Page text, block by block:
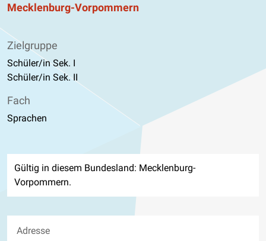
Mecklenburg-Vorpommern
Zielgruppe
Schüler/in Sek. I
Schüler/in Sek. II
Fach
Sprachen
Gültig in diesem Bundesland: Mecklenburg-
Vorpommern.
Adresse